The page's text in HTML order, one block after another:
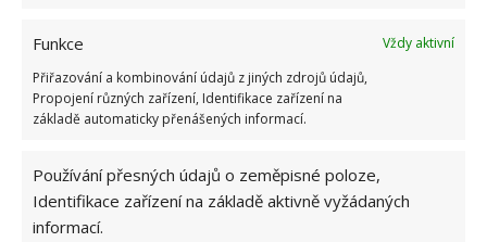
Funkce
Vždy aktivní
Přiřazování a kombinování údajů z jiných zdrojů údajů,
Propojení různých zařízení, Identifikace zařízení na
základě automaticky přenášených informací.
Používání přesných údajů o zeměpisné poloze,
Identifikace zařízení na základě aktivně vyžádaných
informací.